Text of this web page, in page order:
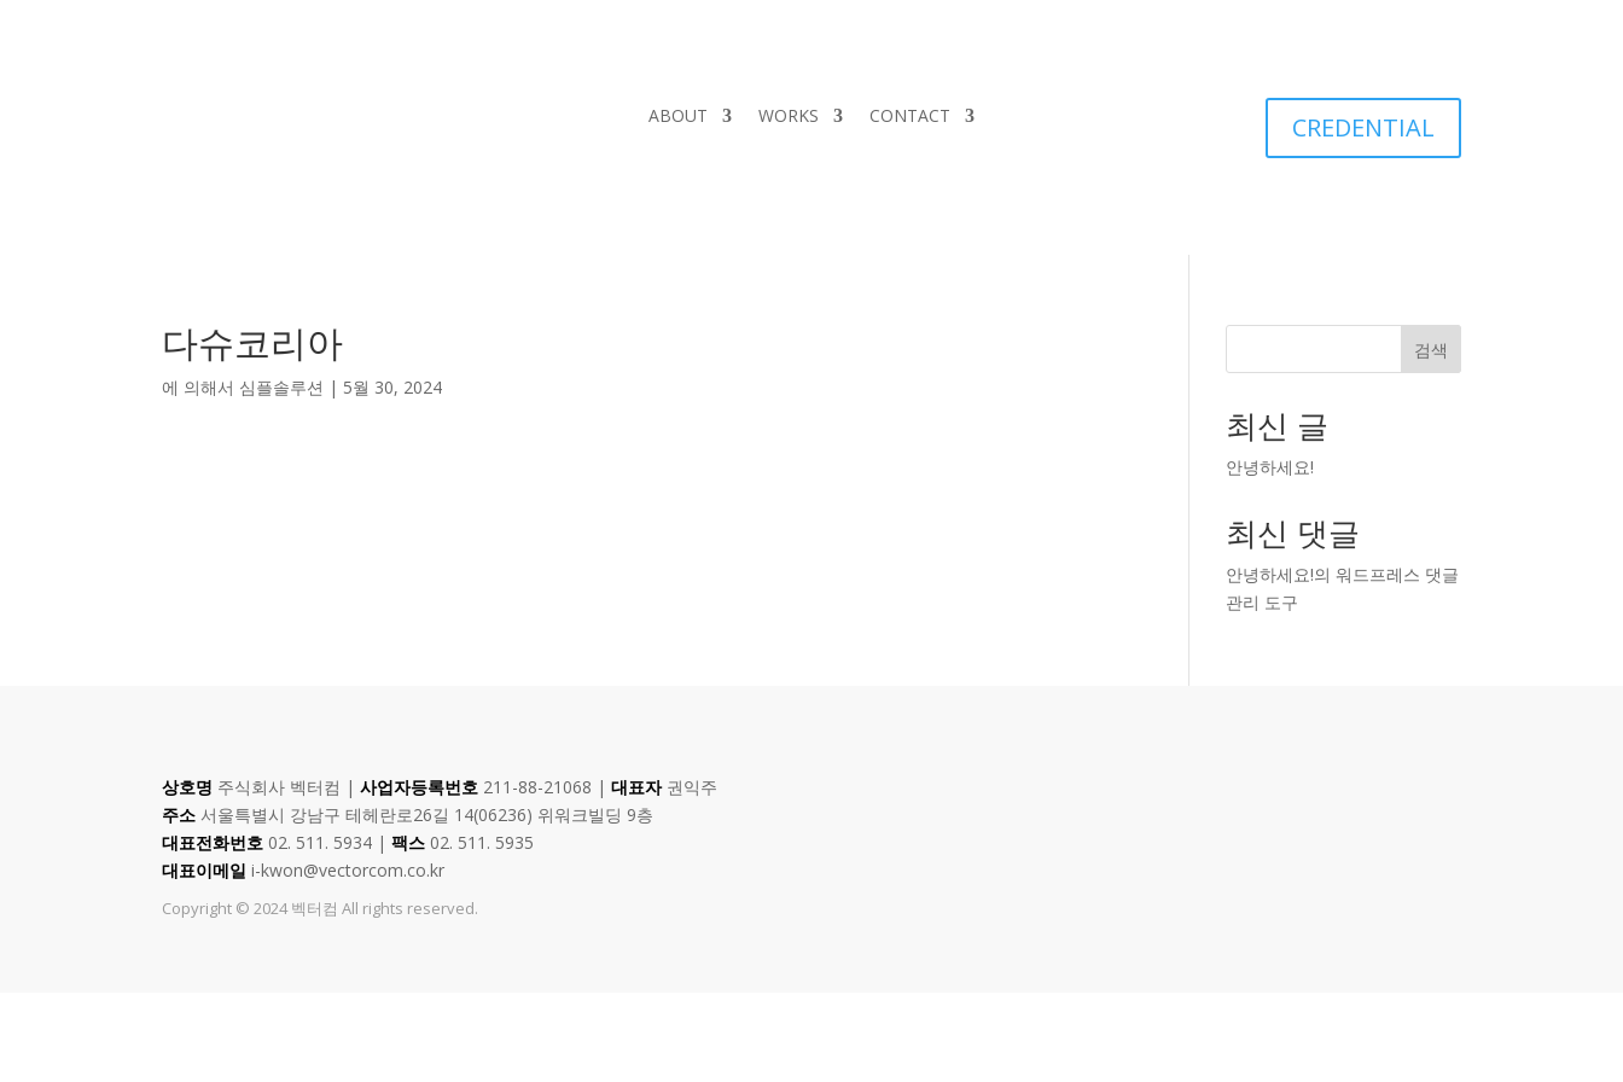
ABOUT WORKS CONTACT CREDENTIAL
다슈코리아
에 의해서 심플솔루션 | 5월 30, 2024
검색
최신 글
안녕하세요!
최신 댓글
안녕하세요!의워드프레스 댓글
관리 도구
상호명 주식회사 벡터컴 |사업자등록번호 211-88-21068 |대표자 권익주
주소 서울특별시 강남구 테헤란로26길 14(06236) 위워크빌딩 9층
대표전화번호 02. 511. 5934 |팩스 02. 511. 5935
대표이메일 i-kwon@vectorcom.co.kr
Copyright © 2024 벡터컴 All rights reserved.